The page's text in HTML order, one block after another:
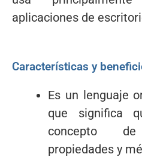
aplicaciones de
Características y
Es un lenguaje
que significa
concepto
propiedades y